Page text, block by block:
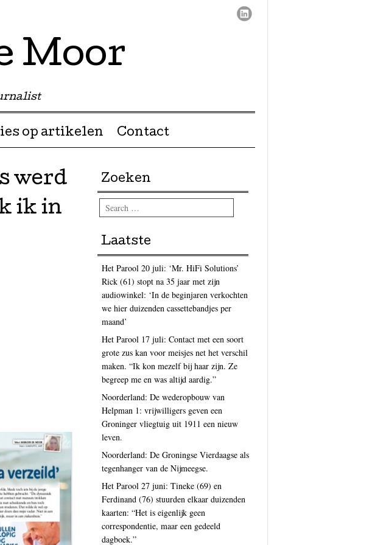
Moor
op artikelen Contact
werd
ik in
Zoeken
Search
Laatste
Het Parool 20 juli: ‘Mr. HiFi Solutions’
Rick (61) stopt na 35 jaar met zijn
audiowinkel: ‘In de beginjaren verkochten
we hier duizenden cassettebandjes per
maand’
Het Parool 17 juli: Contact met een soort
grote zus kan voor meisjes net het verschil
maken. “Ik kon mezelf bij haar zijn. Ze
begreep me en was altijd aardig.”
Noorderland: De wederopbouw van
Helpman 1: vrijwilligers geven een
Groninger vliegtuig uit 1911 een nieuw
leven.
Noorderland: De Groningse Vierdaagse als
tegenhanger van de Nijmeegse.
Het Parool 27 juni: Tineke (69) en
Ferdinand (76) stuurden elkaar duizenden
kaarten: “Het is eigenlijk geen
correspondentie, maar een gedeeld
dagboek.”